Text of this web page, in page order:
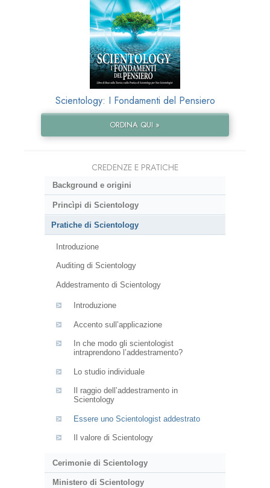
Scientology: I Fondamenti del Pensiero
ORDINA QUI »
CREDENZE E PRATICHE
Background e origini
Princìpi di Scientology
Pratiche di Scientology
Introduzione
Auditing di Scientology
Addestramento di Scientology
Introduzione
Accento sull’applicazione
In che modo gli scientologist
intraprendono l’addestramento?
Lo studio individuale
Il raggio dell’addestramento in
Scientology
Essere uno Scientologist addestrato
Il valore di Scientology
Cerimonie di Scientology
Ministero di Scientology